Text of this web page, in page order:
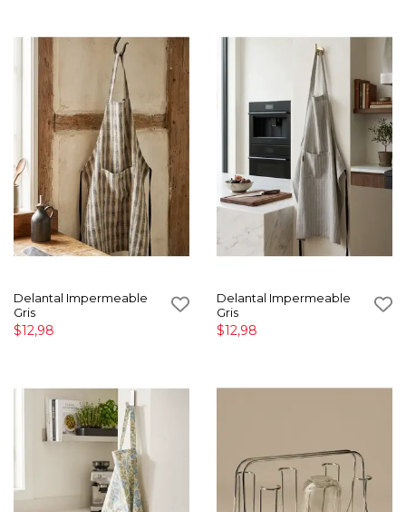
Delantal Impermeable
Gris
$12,98
Delantal Impermeable
Gris
$12,98